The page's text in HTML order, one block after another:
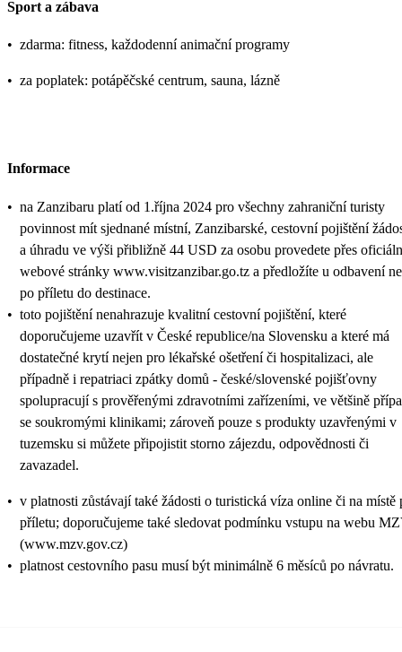
Sport a zábava
• zdarma: fitness, každodenní animační programy
• za poplatek: potápěčské centrum, sauna, lázně
Informace
• na Zanzibaru platí od 1.října 2024 pro všechny zahraniční turisty
povinnost mít sjednané místní, Zanzibarské, cestovní pojištění
a úhradu ve výši přibližně 44 USD za osobu provedete přes
webové stránky www.visitzanzibar.go.tz a předložíte u odbavení
po příletu do destinace.
• toto pojištění nenahrazuje kvalitní cestovní pojištění, které
doporučujeme uzavřít v České republice/na Slovensku a které má
dostatečné krytí nejen pro lékařské ošetření či hospitalizaci, ale
případně i repatriaci zpátky domů - české/slovenské pojišťovny
spolupracují s prověřenými zdravotními zařízeními, ve většině
se soukromými klinikami; zároveň pouze s produkty uzavřenými v
tuzemsku si můžete připojistit storno zájezdu, odpovědnosti či
zavazadel.
• v platnosti zůstávají také žádosti o turistická víza online či na místě
příletu; doporučujeme také sledovat podmínku vstupu na webu
(www.mzv.gov.cz)
• platnost cestovního pasu musí být minimálně 6 měsíců po návratu.